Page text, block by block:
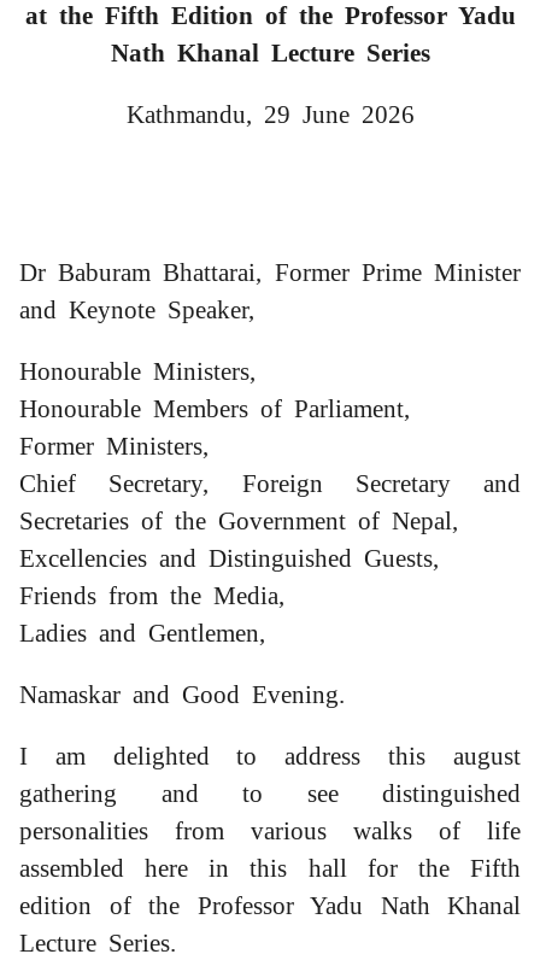
at the Fifth Edition of the Professor Yadu
Nath Khanal Lecture Series
Kathmandu, 29 June 2026
Dr Baburam Bhattarai, Former Prime Minister
and Keynote Speaker,
Honourable Ministers,
Honourable Members of Parliament,
Former Ministers,
Chief Secretary, Foreign Secretary and
Secretaries of the Government of Nepal,
Excellencies and Distinguished Guests,
Friends from the Media,
Ladies and Gentlemen,
Namaskar and Good Evening.
I am delighted to address this august
gathering and to see distinguished
personalities from various walks of life
assembled here in this hall for the Fifth
edition of the Professor Yadu Nath Khanal
Lecture Series.